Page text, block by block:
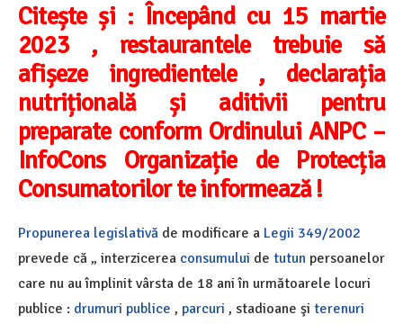
Citește și : Începând cu 15 martie
2023 , restaurantele trebuie să
afișeze ingredientele , declarația
nutrițională și aditivii pentru
preparate conform Ordinului ANPC –
InfoCons Organizație de Protecția
Consumatorilor te informează !
Propunerea legislativă de modificare a Legii 349/2002
prevede că „ interzicerea consumului de tutun persoanelor
care nu au împlinit vârsta de 18 ani în următoarele locuri
publice : drumuri publice , parcuri , stadioane şi terenuri